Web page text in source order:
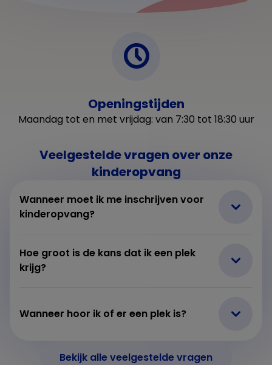
Openingstijden
Maandag tot en met vrijdag: van 7:30 tot 18:30 uur
Veelgestelde vragen over onze
kinderopvang
Wanneer moet ik me inschrijven voor
kinderopvang?
Hoe groot is de kans dat ik een plek
krijg?
Wanneer hoor ik of er een plek is?
Bekijk alle veelgestelde vragen